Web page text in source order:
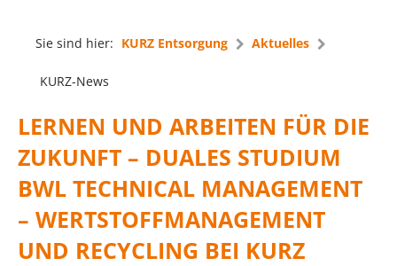
Sie sind hier: KURZ Entsorgung Aktuelles
KURZ-News
LERNEN UND ARBEITEN FÜR DIE
ZUKUNFT – DUALES STUDIUM
BWL TECHNICAL MANAGEMENT
– WERTSTOFFMANAGEMENT
UND RECYCLING BEI KURZ